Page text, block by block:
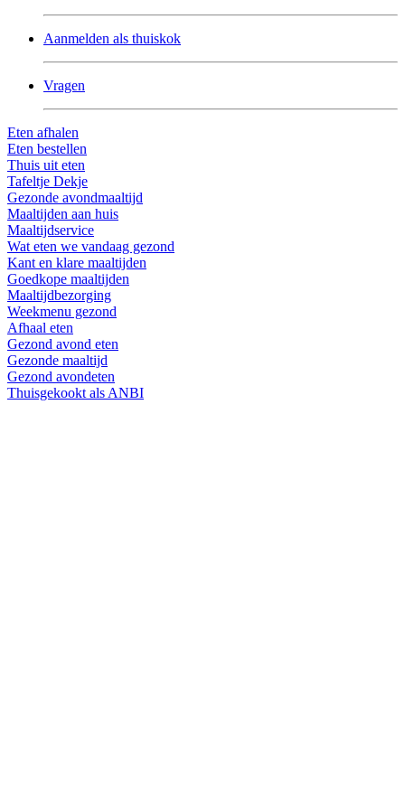
Aanmelden als thuiskok
Vragen
Eten afhalen
Eten bestellen
Thuis uit eten
Tafeltje Dekje
Gezonde avondmaaltijd
Maaltijden aan huis
Maaltijdservice
Wat eten we vandaag gezond
Kant en klare maaltijden
Goedkope maaltijden
Maaltijdbezorging
Weekmenu gezond
Afhaal eten
Gezond avond eten
Gezonde maaltijd
Gezond avondeten
Thuisgekookt als ANBI